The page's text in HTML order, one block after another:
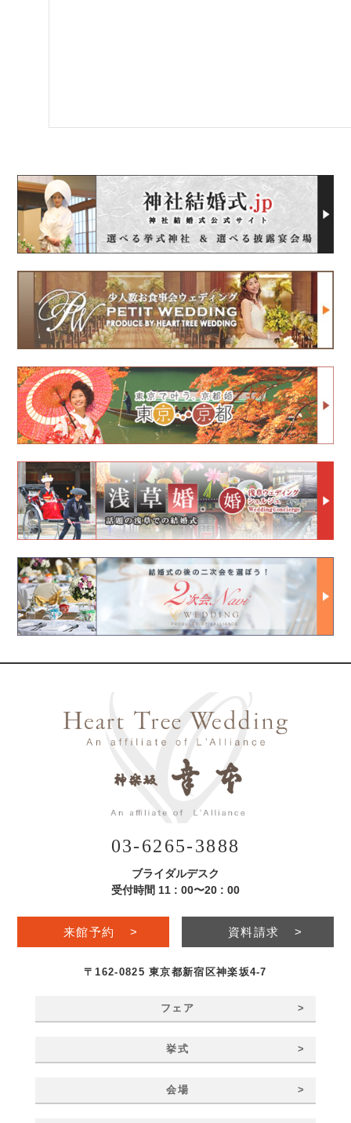
03-6265-3888
ブライダルデスク
受付時間 11 : 00〜20 : 00
来館予約 > 資料請求 >
〒162-0825 東京都新宿区神楽坂4-7
フェア >
挙式 >
会場 >